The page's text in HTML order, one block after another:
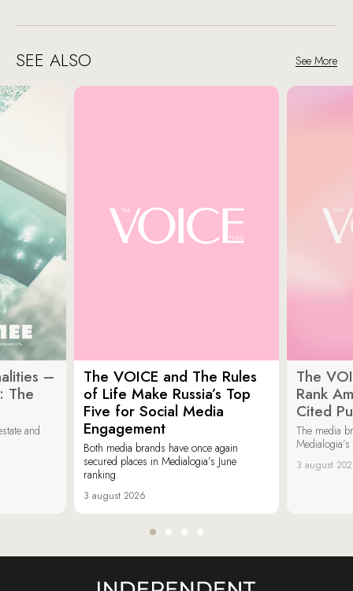
SEE ALSO See More
–
The
and
The VOICE and The Rules
of Life Make Russia’s Top
Five for Social Media
Engagement
Both media brands have once again
secured places in Medialogia’s June
ranking.
3 august 2026
The
Rank
Cited
The media
3 august